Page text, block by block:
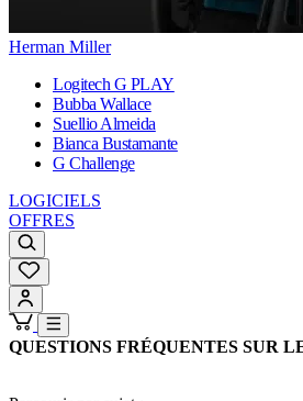
Herman Miller
Logitech G PLAY
Bubba Wallace
Suellio Almeida
Bianca Bustamante
G Challenge
LOGICIELS
OFFRES
QUESTIONS FRÉQUENTES SUR